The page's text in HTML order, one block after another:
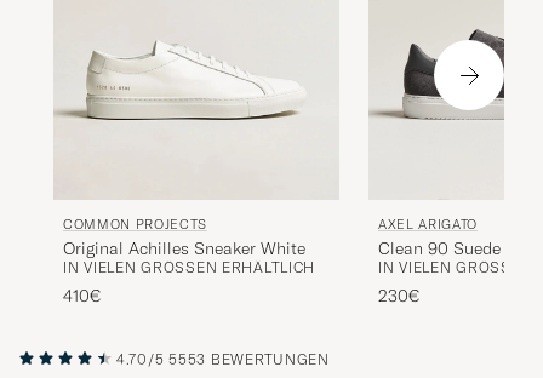
COMMON PROJECTS
Original Achilles Sneaker White
IN VIELEN GRÖSSEN ERHÄLTLICH
410€
AXEL ARIGATO
Clean 90 Suede
Grey
IN VIELEN GRÖSSEN
230€
4.70/5 5553 BEWERTUNGEN